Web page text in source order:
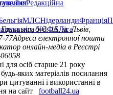
Редакційна
viber
МЛСНідерландиФранція
ліга УЄФАЛіга
буд. 15, м. Львів,
77Адреса електронної пошти
онлайн-медіа в Реєстрі
для осіб старше 21 року
яких матеріалів посилання
цитуванні і використанні в
на сайт
football24.ua